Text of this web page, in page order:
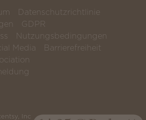
Datenschutzrichtlinie
GDPR
Nutzungsbedingungen
Media
Barrierefreiheit
Inc